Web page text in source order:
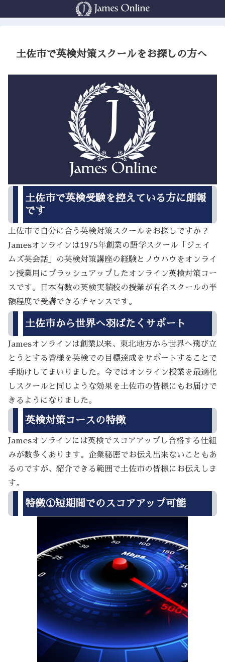
土佐市で英検対策スクールをお探しの方へ
土佐市で英検受験を控えている方に朗報
です
土佐市で自分に合う英検対策スクールをお探しですか？
Jamesオンラインは1975年創業の語学スクール「ジェイ
ムズ英会話」の英検対策講座の経験とノウハウをオンライ
ン授業用にブラッシュアップしたオンライン英検対策コー
スです。日本有数の英検実績校の授業が有名スクールの半
額程度で受講できるチャンスです。
土佐市から世界へ羽ばたくサポート
Jamesオンラインは創業以来、東北地方から世界へ飛び立
とうとする皆様を英検での目標達成をサポートすることで
手助けしてまいりました。今ではオンライン授業を最適化
しスクールと同じような効果を土佐市の皆様にもお届けで
きるようになりました。
英検対策コースの特徴
Jamesオンラインには英検でスコアアップし合格する仕組
みが数多くあります。企業秘密でお伝え出来ないこともあ
るのですが、紹介できる範囲で土佐市の皆様にお伝えしま
す。
特徴①短期間でのスコアアップ可能